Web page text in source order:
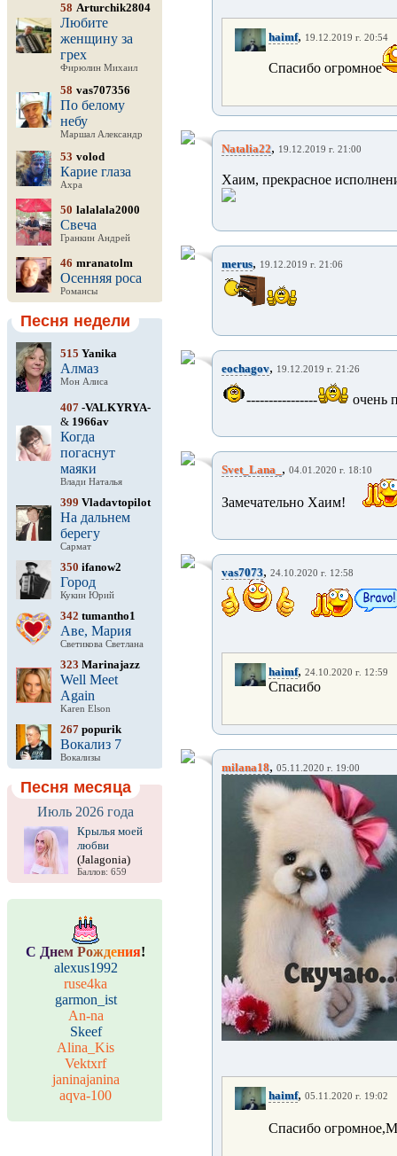
58 Arturchik2804
Любите
женщину за
грех
Фирюлин Михаил
58 vas707356
По белому
небу
Маршал Александр
53 volod
Карие глаза
Ахра
50 lalalala2000
Свеча
Гранкин Андрей
46 mranatolm
Осенняя роса
Романсы
Песня недели
515 Yanika
Алмаз
Мон Алиса
407 -VALKYRYA-
& 1966av
Когда
погаснут
маяки
Влади Наталья
399 Vladavtopilot
На дальнем
берегу
Сармат
350 ifanow2
Город
Кукин Юрий
342 tumantho1
Аве, Мария
Светикова Светлана
323 Marinajazz
Well Meet
Again
Karen Elson
267 popurik
Вокализ 7
Вокализы
Песня месяца
Июль 2026 года
Крылья моей
любви
(Jalagonia)
Баллов: 659
С Днем Рождения!
alexus1992
ruse4ka
garmon_ist
An-na
Skeef
Alina_Kis
Vektxrf
janinajanina
aqva-100
haimf, 19.12.2019 г. 20:54
Спасибо огромное
Natalia22, 19.12.2019 г. 21:00
Хаим, прекрасное
merus, 19.12.2019 г. 21:06
eochagov, 19.12.2019 г. 21:26
---------------- очень
Svet_Lana_ , 04.01.2020 г. 18:10
Замечательно Хаим!
vas7073, 24.10.2020 г. 12:58
haimf, 24.10.2020 г. 12:59
Спасибо
milana18, 05.11.2020 г. 19:00
haimf, 05.11.2020 г. 19:02
Спасибо